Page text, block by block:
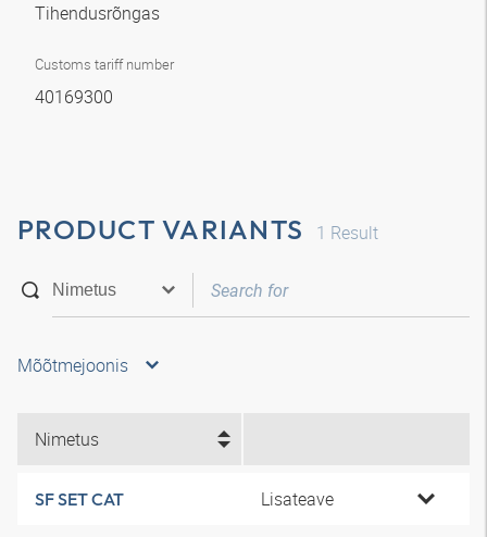
Tihendusrõngas
Customs tariff number
40169300
PRODUCT VARIANTS 1 Result
Mõõtmejoonis
Nimetus
SF SET CAT Lisateave